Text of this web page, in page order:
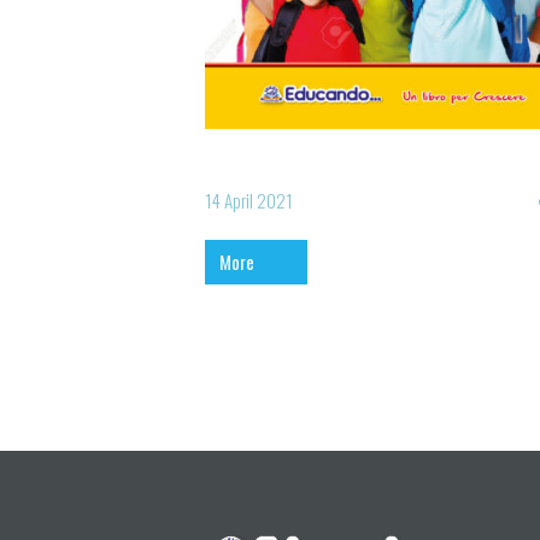
14 April 2021
More